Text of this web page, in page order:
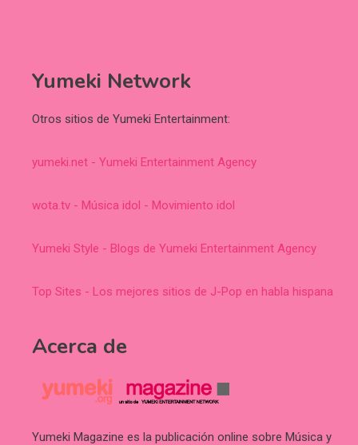
Yumeki Network
Otros sitios de Yumeki Entertainment:
yumeki.net - Yumeki Entertainment Agency
wota.tv - Música idol - Movimiento idol
Yumeki Style - Blogs de Yumeki Entertainment Agency
Top Sites - Los mejores sitios de J-Pop en habla hispana
Acerca de
Yumeki Magazine es la publicación online sobre Música y